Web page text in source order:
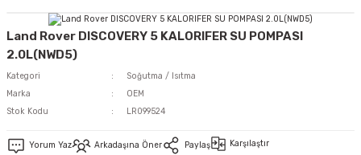
Land Rover DISCOVERY 5 KALORIFER SU POMPASI
2.0L(NWD5)
Kategori
Soğutma / Isıtma
Marka
OEM
Stok Kodu
LR099524
Yorum Yaz Arkadaşına Öner Paylaş Karşılaştır